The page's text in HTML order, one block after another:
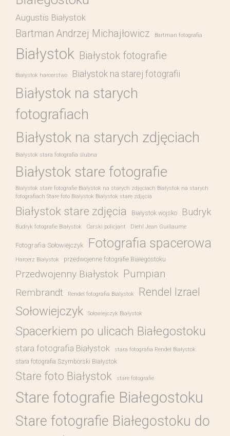
Augustis Białystok
Bartman Andrzej Michajłowicz Bartman fotografia
Białystok Białystok fotografie
Białystok harcerstwo Białystok na starej fotografii
Białystok na starych
fotografiach
Białystok na starych zdjęciach
Białystok stara fotografia ślubna
Białystok stare fotografie
Białystok stare fotografie Białystok na starych zdjęciach Białystok na starych
fotografiach Stare foto Białystok Białystok stare zdjęcia
Białystok stare zdjęcia Białystok wojsko Budryk
Budryk fotografie Białystok Carski policjant Diehl Jean Guillaume
Fotografia Sołowiejczyk Fotografia spacerowa
Harcerz Białystok przedwojenne fotografie Białegostoku
Przedwojenny Białystok Pumpian
Rembrandt Rendel fotografia Bialystok Rendel Izrael
Sołowiejczyk Sołowiejczyk Białystok
Spacerkiem po ulicach Białegostoku
stara fotografia Białystok stara fotografia Rendel Białystok
stara fotografia Szymborski Białystok
Stare foto Białystok stare fotografie
Stare fotografie Białegostoku
Stare fotografie Białegostoku do